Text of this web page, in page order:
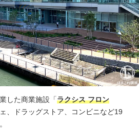
した商業施設「ラクシス フロン
、ドラッグストア、コンビニなど19